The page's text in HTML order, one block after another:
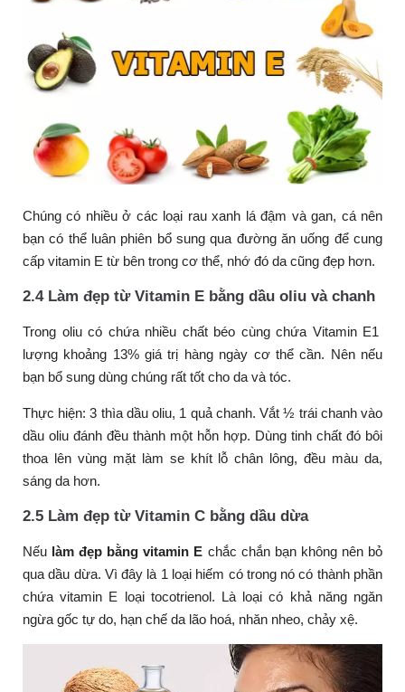
Chúng có nhiều ở các loại rau xanh lá đậm và gan, cá nên
bạn có thể luân phiên bổ sung qua đường ăn uống để cung
cấp vitamin E từ bên trong cơ thể, nhớ đó da cũng đẹp hơn.
2.4 Làm đẹp từ Vitamin E bằng dầu oliu và chanh
Trong oliu có chứa nhiều chất béo cùng chứa Vitamin E1
lượng khoảng 13% giá trị hàng ngày cơ thể cần. Nên nếu
bạn bổ sung dùng chúng rất tốt cho da và tóc.
Thực hiện: 3 thìa dầu oliu, 1 quả chanh. Vắt ½ trái chanh vào
dầu oliu đánh đều thành một hỗn hợp. Dùng tinh chất đó bôi
thoa lên vùng mặt làm se khít lỗ chân lông, đều màu da,
sáng da hơn.
2.5 Làm đẹp từ Vitamin C bằng dầu dừa
Nếu làm đẹp bằng vitamin E chắc chắn bạn không nên bỏ
qua dầu dừa. Vì đây là 1 loại hiếm có trong nó có thành phần
chứa vitamin E loại tocotrienol. Là loại có khả năng ngăn
ngừa gốc tự do, hạn chế da lão hoá, nhăn nheo, chảy xệ.